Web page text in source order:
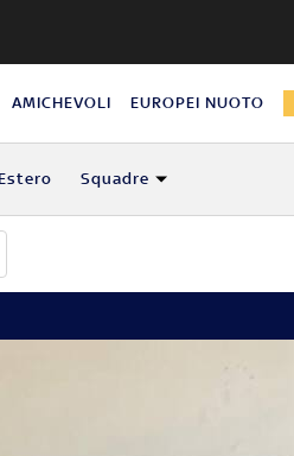
AMICHEVOLI EUROPEI NUOTO
Squadre